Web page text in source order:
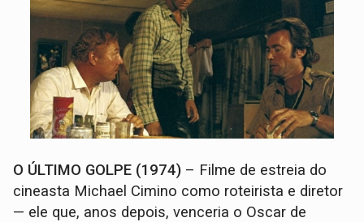
O ÚLTIMO GOLPE (1974) – Filme de estreia do
cineasta Michael Cimino como roteirista e diretor
— ele que, anos depois, venceria o Oscar de